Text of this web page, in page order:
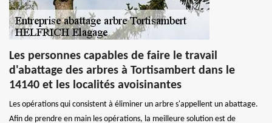
Les personnes capables de faire le travail
d'abattage des arbres à Tortisambert dans le
14140 et les localités avoisinantes
Les opérations qui consistent à éliminer un arbre s'appellent un abattage.
Afin de prendre en main les opérations, la meilleure solution est de